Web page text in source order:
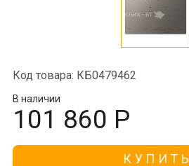
Код товара: КБ0479462
В наличии
101 860 Р
КУПИТЬ